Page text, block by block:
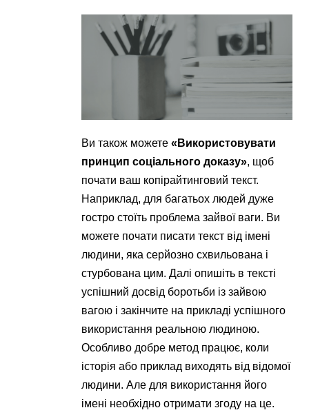
Ви також можете«Використовувати
принцип соціального доказу», щоб
почати ваш копірайтинговий текст.
Наприклад, для багатьох людей дуже
гостро стоїть проблема зайвої ваги. Ви
можете почати писати текст від імені
людини, яка серйозно схвильована і
стурбована цим. Далі опишіть в тексті
успішний досвід боротьби із зайвою
вагою і закінчите на прикладі успішного
використання реальною людиною.
Особливо добре метод працює, коли
історія або приклад виходять від відомої
людини. Але для використання його
імені необхідно отримати згоду на це.